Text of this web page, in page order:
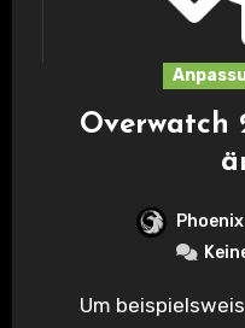
Overwatch
Phoenix
Um beispielsweise die zum Teil nervigen